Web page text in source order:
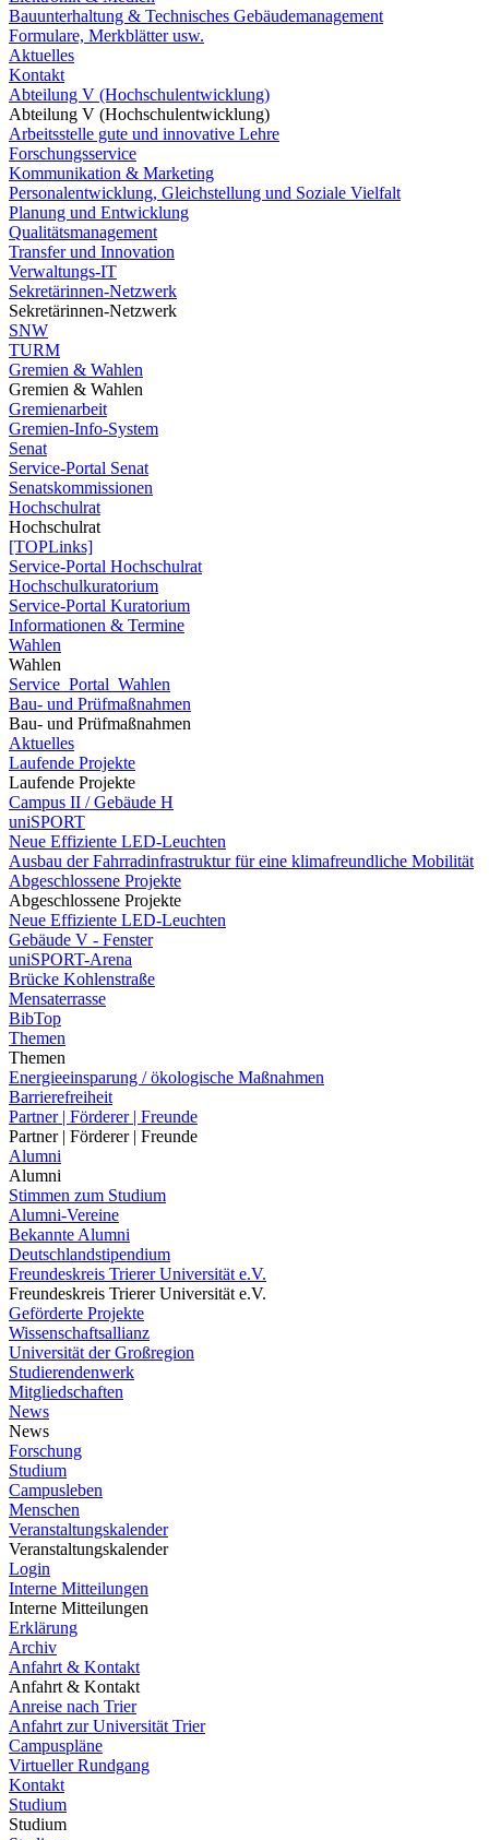
Bauunterhaltung & Technisches Gebäudemanagement
Formulare, Merkblätter usw.
Aktuelles
Kontakt
Abteilung V (Hochschulentwicklung)
Abteilung V (Hochschulentwicklung)
Arbeitsstelle gute und innovative Lehre
Forschungsservice
Kommunikation & Marketing
Personalentwicklung, Gleichstellung und Soziale Vielfalt
Planung und Entwicklung
Qualitätsmanagement
Transfer und Innovation
Verwaltungs-IT
Sekretärinnen-Netzwerk
Sekretärinnen-Netzwerk
SNW
TURM
Gremien & Wahlen
Gremien & Wahlen
Gremienarbeit
Gremien-Info-System
Senat
Service-Portal Senat
Senatskommissionen
Hochschulrat
Hochschulrat
[TOPLinks]
Service-Portal Hochschulrat
Hochschulkuratorium
Service-Portal Kuratorium
Informationen & Termine
Wahlen
Wahlen
Service_Portal_Wahlen
Bau- und Prüfmaßnahmen
Bau- und Prüfmaßnahmen
Aktuelles
Laufende Projekte
Laufende Projekte
Campus II / Gebäude H
uniSPORT
Neue Effiziente LED-Leuchten
Ausbau der Fahrradinfrastruktur für eine klimafreundliche Mobilität
Abgeschlossene Projekte
Abgeschlossene Projekte
Neue Effiziente LED-Leuchten
Gebäude V - Fenster
uniSPORT-Arena
Brücke Kohlenstraße
Mensaterrasse
BibTop
Themen
Themen
Energieeinsparung / ökologische Maßnahmen
Barrierefreiheit
Partner | Förderer | Freunde
Partner | Förderer | Freunde
Alumni
Alumni
Stimmen zum Studium
Alumni-Vereine
Bekannte Alumni
Deutschlandstipendium
Freundeskreis Trierer Universität e.V.
Freundeskreis Trierer Universität e.V.
Geförderte Projekte
Wissenschaftsallianz
Universität der Großregion
Studierendenwerk
Mitgliedschaften
News
News
Forschung
Studium
Campusleben
Menschen
Veranstaltungskalender
Veranstaltungskalender
Login
Interne Mitteilungen
Interne Mitteilungen
Erklärung
Archiv
Anfahrt & Kontakt
Anfahrt & Kontakt
Anreise nach Trier
Anfahrt zur Universität Trier
Campuspläne
Virtueller Rundgang
Kontakt
Studium
Studium